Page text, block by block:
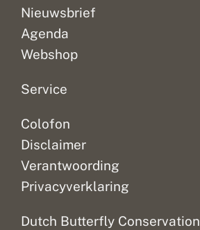
Nieuwsbrief
Agenda
Webshop
Service
Colofon
Disclaimer
Verantwoording
Privacyverklaring
Dutch Butterfly Conservation